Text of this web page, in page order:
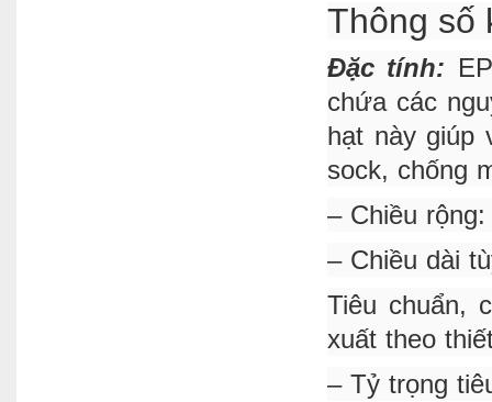
Thông số
Đặc tính:
chứa các
hạt này giúp
sock, chống
– Chiều
– Chiều dài
Tiêu chuẩn,
xuất theo
– Tỷ trọng